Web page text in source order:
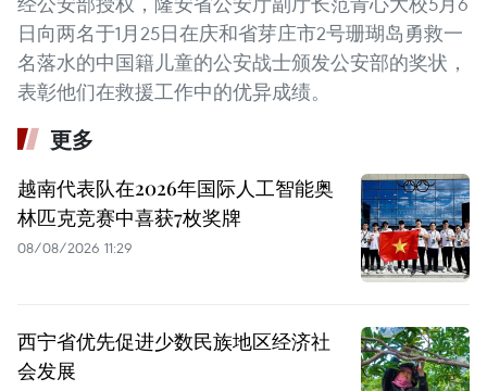
日向两名于1月25日在庆和省芽庄市2号珊瑚岛勇救一
名落水的中国籍儿童的公安战士颁发公安部的奖状，
表彰他们在救援工作中的优异成绩。
更多
越南代表队在2026年国际人工智能奥
林匹克竞赛中喜获7枚奖牌
08/08/2026 11:29
西宁省优先促进少数民族地区经济社
会发展